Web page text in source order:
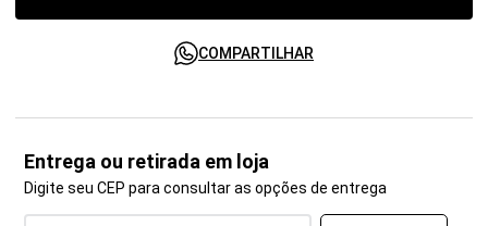
COMPARTILHAR
Entrega ou retirada em loja
Digite seu CEP para consultar as opções de entrega